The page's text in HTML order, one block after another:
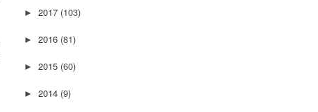
► 2017 (103)
► 2016 (81)
► 2015 (60)
► 2014 (9)